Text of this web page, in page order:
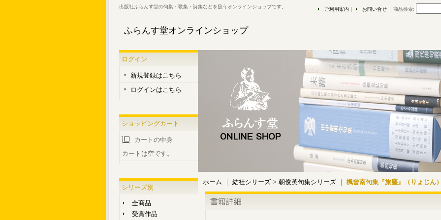
出版社ふらんす堂の句集・歌集・詩集などを扱うオンラインショップです。
ふらんす堂オンラインショップ
ご利用案内 お問い合せ 商品検索:
ログイン
新規登録はこちら
ログインはこちら
ショッピングカート
カートの中身
カートは空です。
シリーズ別
全商品
受賞作品
ホーム ｜ 結社シリーズ > 朝俊英句集シリーズ ｜ 楓曾南句集『旅塵』（りょじん
書籍詳細